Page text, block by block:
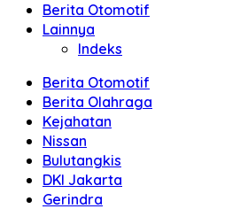
Berita Otomotif
Lainnya
Indeks
Berita Otomotif
Berita Olahraga
Kejahatan
Nissan
Bulutangkis
DKI Jakarta
Gerindra